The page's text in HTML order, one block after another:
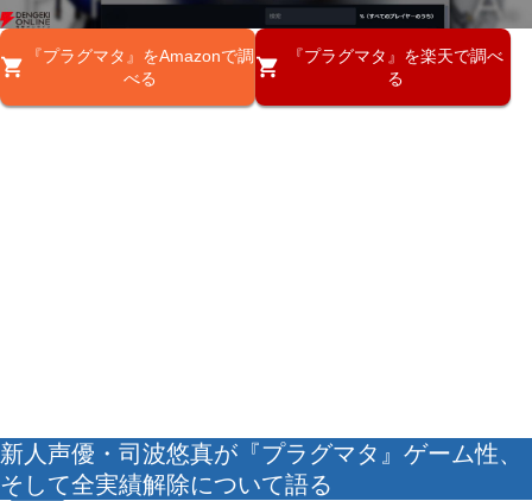
『プラグマタ』をAmazonで調
べる
『プラグマタ』を楽天で調べ
る
新人声優・司波悠真が『プラグマタ』ゲーム性、
そして全実績解除について語る